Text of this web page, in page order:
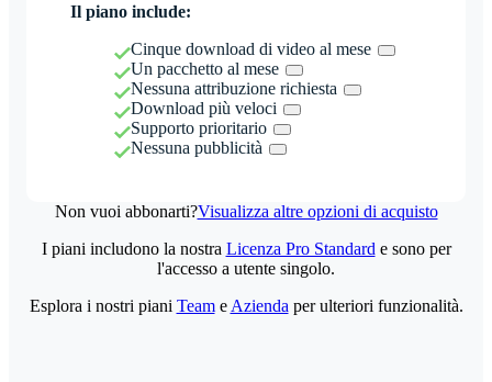
Il piano include:
Cinque download di video al mese
Un pacchetto al mese
Nessuna attribuzione richiesta
Download più veloci
Supporto prioritario
Nessuna pubblicità
Non vuoi abbonarti?Visualizza altre opzioni di acquisto
I piani includono la nostra Licenza Pro Standard e sono per
l'accesso a utente singolo.
Esplora i nostri piani Teame Azienda per ulteriori funzionalità.